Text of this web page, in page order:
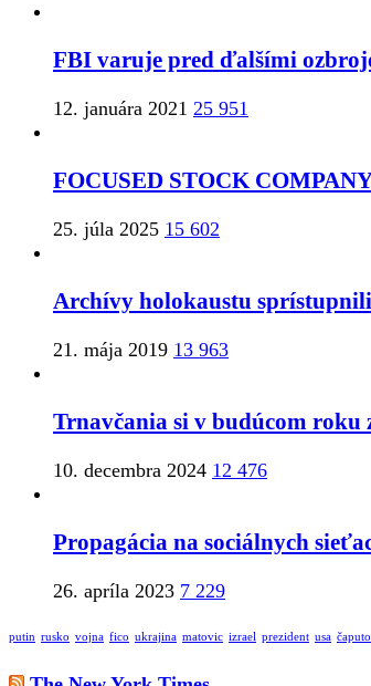
FBI varuje pred ďalšími
12. januára 2021 25 951
FOCUSED STOCK
25. júla 2025 15 602
Archívy holokaustu
21. mája 2019 13 963
Trnavčania si v budúcom roku
10. decembra 2024 12 476
Propagácia na sociálnych
26. apríla 2023 7 229
putin rusko vojna fico ukrajina matovic izrael prezident usa